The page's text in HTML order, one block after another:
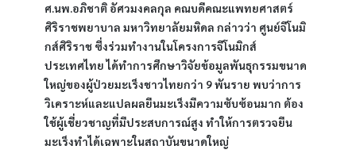
ศ.นพ.อภิชาติ อัศวมงคลกุล คณบดีคณะแพทยศาสตร์
ศิริราชพยาบาล มหาวิทยาลัยมหิดล กล่าวว่า ศูนย์จีโนมิ
กส์ศิริราช ซึ่งร่วมทำงานในโครงการจีโนมิกส์
ประเทศไทย ได้ทำการศึกษาวิจัยข้อมูลพันธุกรรมขนาด
ใหญ่ของผู้ป่วยมะเร็งชาวไทยกว่า 9 พันราย พบว่าการ
วิเคราะห์และแปลผลยีนมะเร็งมีความซับซ้อนมาก ต้อง
ใช้ผู้เชี่ยวชาญที่มีประสบการณ์สูง ทำให้การตรวจยีน
มะเร็งทำได้เฉพาะในสถาบันขนาดใหญ่